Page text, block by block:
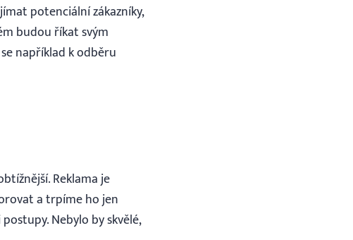
potenciální zákazníky,
budou říkat svým
například k odběru
Reklama je
a trpíme ho jen
Nebylo by skvělé,